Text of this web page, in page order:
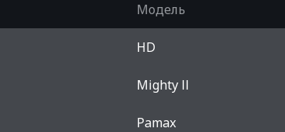
Модель
HD
Mighty ll
Pamax